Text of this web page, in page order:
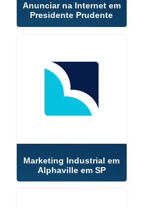
Anunciar na Internet em
Presidente Prudente
Marketing Industrial em
Alphaville em SP